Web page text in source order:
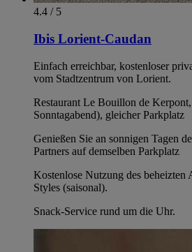
4.4 / 5
Ibis Lorient-Caudan
Einfach erreichbar, kostenloser
vom Stadtzentrum von Lorient.
Restaurant Le Bouillon de
Sonntagabend), gleicher Parkplatz
Genießen Sie an sonnigen Tagen
Partners auf demselben Parkplatz
Kostenlose Nutzung des
Styles (saisonal).
Snack-Service rund um die Uhr.